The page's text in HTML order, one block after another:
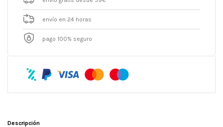
envío en 24 horas
pago 100% seguro
Descripción